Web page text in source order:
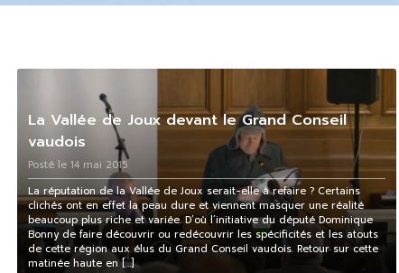
La Vallée de Joux devant le Grand Conseil
vaudois
Posté le 14 mai 2015
La réputation de la Vallée de Joux serait-elle à refaire ? Certains
clichés ont en effet la peau dure et viennent masquer une réalité
beaucoup plus riche et variée. D’où l’initiative du député Dominique
Bonny de faire découvrir ou redécouvrir les spécificités et les atouts
de cette région aux élus du Grand Conseil vaudois. Retour sur cette
matinée haute en […]